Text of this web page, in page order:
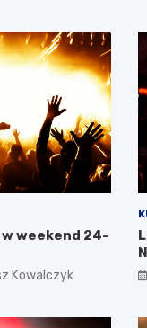
w weekend 24-
Kowalczyk